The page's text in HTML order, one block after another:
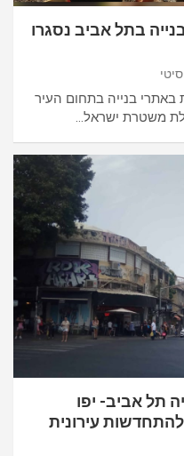
בתל אביב נסגרו
בנייה בתחום העיר
משטרת ישראל…
תל אביב- יפו
עירונית